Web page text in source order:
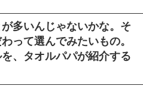
多いんじゃないかな。そ
って選んでみたいもの。
、タオルパパが紹介する